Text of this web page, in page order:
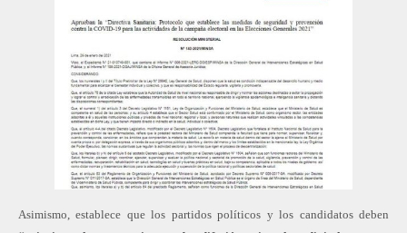
Asimismo, establece que los partidos políticos y los candidatos deben